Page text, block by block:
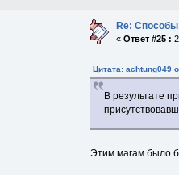
Re:
«Ответ #25 :
Цитата: achtung049
В результате
Этим магам было